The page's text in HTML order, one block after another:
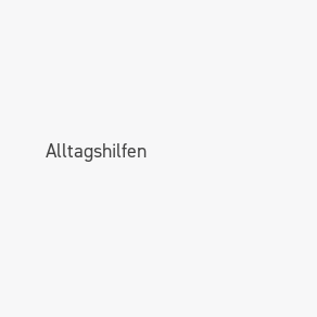
Alltags­hilfen